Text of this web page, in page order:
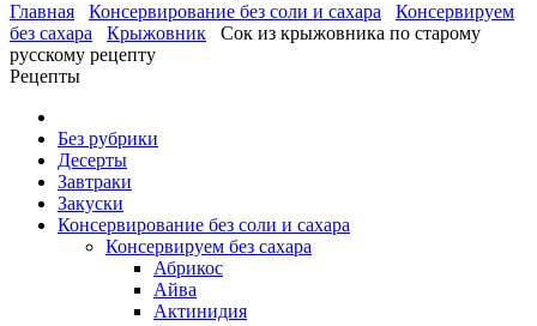
Главная Консервирование без соли и сахара
Консервируем
без сахара
Крыжовник
Сок из крыжовника по старому
русскому рецепту
Рецепты
Без рубрики
Десерты
Завтраки
Закуски
Консервирование без соли и сахара
Консервируем без сахара
Абрикос
Айва
Актинидия